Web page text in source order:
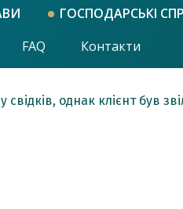
ГОСПОДАРСЬКІ
FAQ Контакти
свідків, однак клієнт був